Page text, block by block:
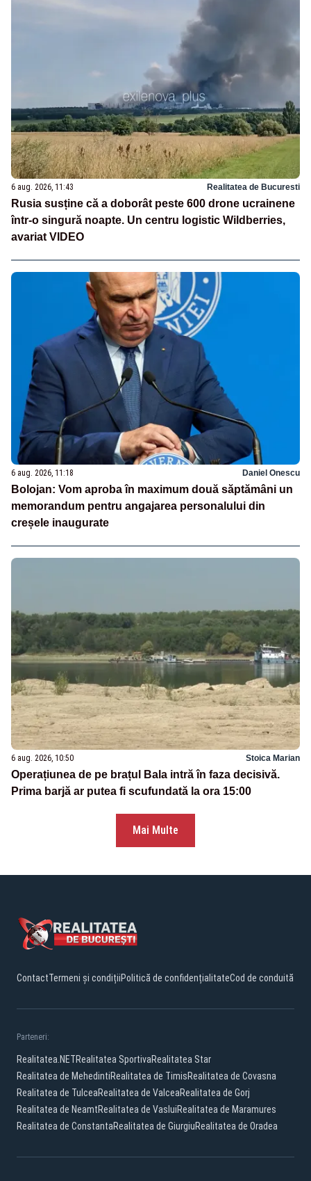
6 aug. 2026, 11:43 Realitatea de Bucuresti
Rusia susține că a doborât peste 600 drone ucrainene
într-o singură noapte. Un centru logistic Wildberries,
avariat VIDEO
6 aug. 2026, 11:18 Daniel Onescu
Bolojan: Vom aproba în maximum două săptămâni un
memorandum pentru angajarea personalului din
creșele inaugurate
6 aug. 2026, 10:50 Stoica Marian
Operațiunea de pe brațul Bala intră în faza decisivă.
Prima barjă ar putea fi scufundată la ora 15:00
Mai Multe
ContactTermeni și condițiiPolitică de confidențialitateCod de conduită
Parteneri:
Realitatea.NETRealitatea SportivaRealitatea Star
Realitatea de MehedintiRealitatea de TimisRealitatea de Covasna
Realitatea de TulceaRealitatea de ValceaRealitatea de Gorj
Realitatea de NeamtRealitatea de VasluiRealitatea de Maramures
Realitatea de ConstantaRealitatea de GiurgiuRealitatea de Oradea